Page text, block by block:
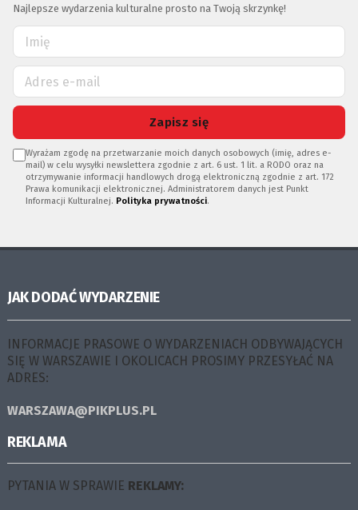
Najlepsze wydarzenia kulturalne prosto na Twoją skrzynkę!
Zapisz się
Wyrażam zgodę na przetwarzanie moich danych osobowych (imię, adres e-
mail) w celu wysyłki newslettera zgodnie z art. 6 ust. 1 lit. a RODO oraz na
otrzymywanie informacji handlowych drogą elektroniczną zgodnie z art. 172
Prawa komunikacji elektronicznej. Administratorem danych jest Punkt
Informacji Kulturalnej. Polityka prywatności.
JAK DODAĆ WYDARZENIE
INFORMACJE PRASOWE O WYDARZENIACH ODBYWAJĄCYCH
SIĘ W WARSZAWIE I OKOLICACH PROSIMY PRZESYŁAĆ NA
ADRES:
WARSZAWA@PIKPLUS.PL
REKLAMA
PYTANIA W SPRAWIE REKLAMY: